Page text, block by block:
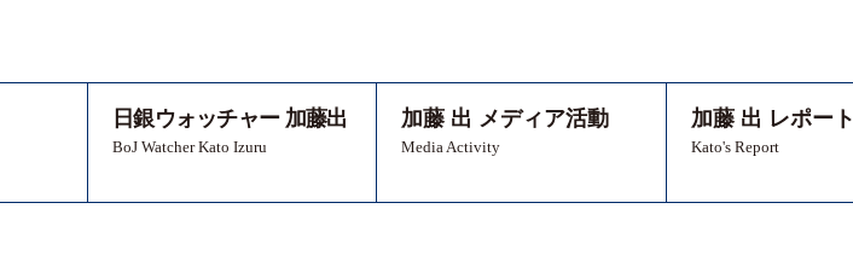
日銀ウォッチャー 加藤出
BoJ Watcher Kato Izuru
加藤 出 メディア活動
Media Activity
加藤 出 レポート
Kato's Report